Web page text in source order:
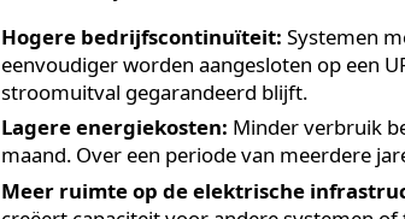
Minder netafhankelijkheid levert
bedrijfscontinuïteit, energiekosten en
vermogen van het net afnemen, zijn
hun energieverbruik en hebben meer
andere toepassingen.
De voordelen zijn concreet samen te